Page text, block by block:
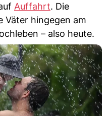
Auffahrt. Die
Väter hingegen am
– also heute.